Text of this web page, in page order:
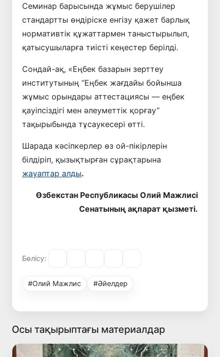
Семинар барысында жұмыс берушілер
стандартты өндіріске енгізу қажет барлық
нормативтік құжаттармен таныстырылып,
қатысушыларға тиісті кеңестер берілді.
Сондай-ақ, «Еңбек базарын зерттеу
институтының “Еңбек жағдайы бойынша
жұмыс орындары аттестациясы — еңбек
қауіпсіздігі мен әлеуметтік қорғау”
тақырыбында тұсаукесері өтті.
Шарада кәсіпкерлер өз ой-пікірлерін
білдіріп, қызықтырған сұрақтарына
жауаптар алды.
Өзбекстан Республикасы Олий Мажлисі
Сенатының ақпарат қызметі.
Бөлісу:
#Олий Мажлис #Әйелдер
Осы тақырыптағы материалдар